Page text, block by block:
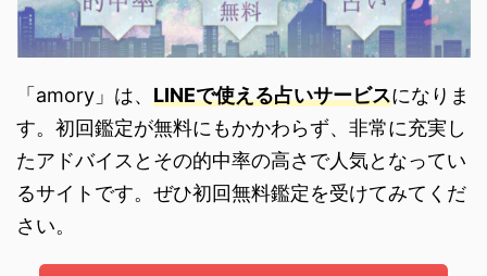
「amory」は、 LINEで使える占いサービスになりま
す。初回鑑定が無料にもかかわらず、非常に充実し
たアドバイスとその的中率の高さで人気となってい
るサイトです。ぜひ初回無料鑑定を受けてみてくだ
さい。